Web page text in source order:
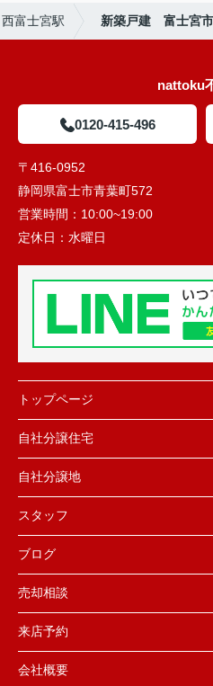
西富士宮駅 新築戸建 富士宮
nattoku
0120-415-496
〒416-0952
静岡県富士市青葉町572
営業時間： 10:00~19:00
定休日： 水曜日
トップページ
自社分譲住宅
自社分譲地
スタッフ
ブログ
売却相談
来店予約
会社概要